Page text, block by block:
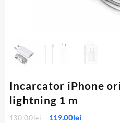
Incarcator iPhone
lightning 1 m
130.00lei
Prețul
119.00leiPrețul